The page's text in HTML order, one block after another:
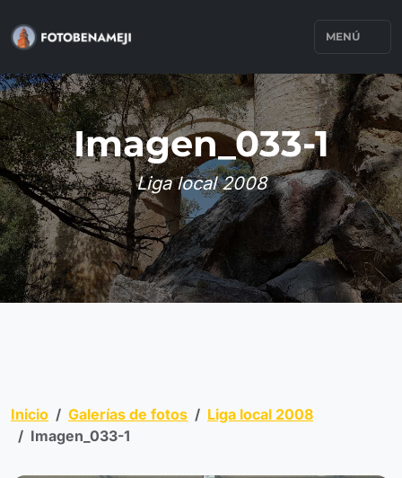
MENÚ
Imagen_033-1
Liga local 2008
Inicio Galerías de fotos
Liga local 2008
Imagen_033-1